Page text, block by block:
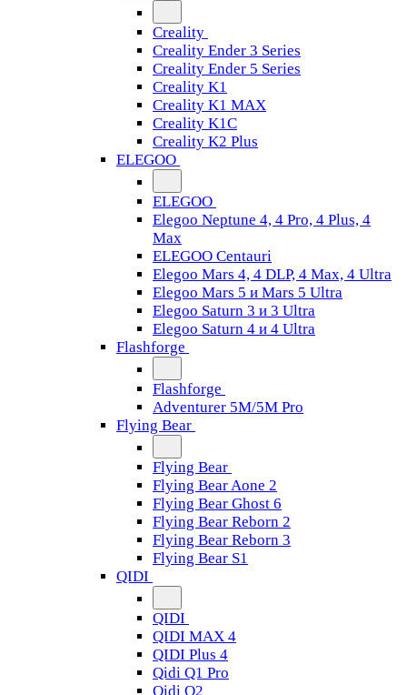
Creality
Creality Ender 3 Series
Creality Ender 5 Series
Creality K1
Creality K1 MAX
Creality K1C
Creality K2 Plus
ELEGOO
ELEGOO
Elegoo Neptune 4, 4 Pro, 4 Plus, 4
Max
ELEGOO Centauri
Elegoo Mars 4, 4 DLP, 4 Max, 4 Ultra
Elegoo Mars 5 и Mars 5 Ultra
Elegoo Saturn 3 и 3 Ultra
Elegoo Saturn 4 и 4 Ultra
Flashforge
Flashforge
Adventurer 5M/5M Pro
Flying Bear
Flying Bear
Flying Bear Aone 2
Flying Bear Ghost 6
Flying Bear Reborn 2
Flying Bear Reborn 3
Flying Bear S1
QIDI
QIDI
QIDI MAX 4
QIDI Plus 4
Qidi Q1 Pro
Qidi Q2